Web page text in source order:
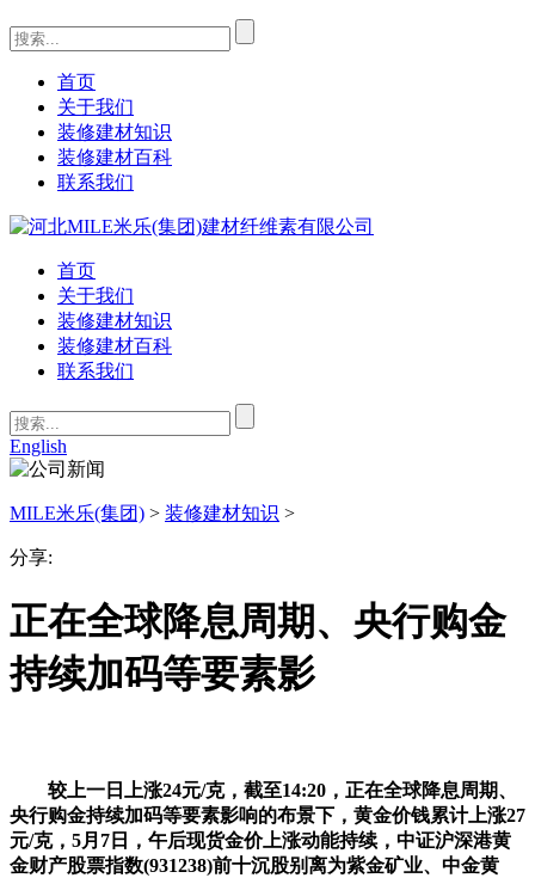
首页
关于我们
装修建材知识
装修建材百科
联系我们
首页
关于我们
装修建材知识
装修建材百科
联系我们
English
MILE米乐(集团) > 装修建材知识 >
分享:
正在全球降息周期、央行购金
持续加码等要素影
较上一日上涨24元/克，截至14:20，正在全球降息周期、
央行购金持续加码等要素影响的布景下，黄金价钱累计上涨27
元/克，5月7日，午后现货金价上涨动能持续，中证沪深港黄
金财产股票指数(931238)前十沉股别离为紫金矿业、中金黄